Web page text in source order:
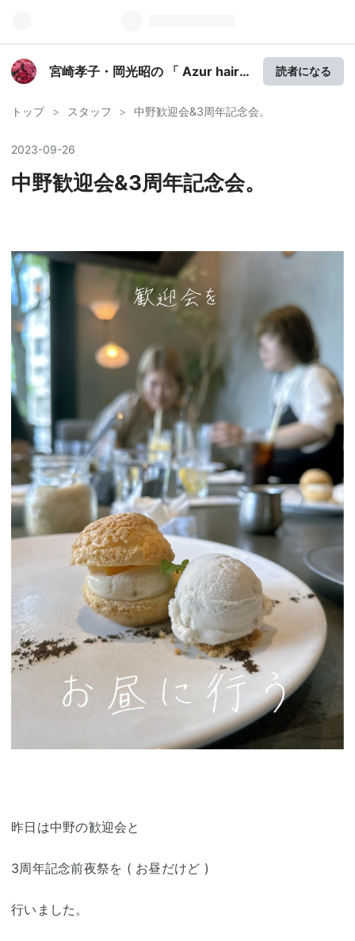
宮崎孝子・岡光昭の 「 Azur hair
読者になる
トップ > スタッフ > 中野歓迎会&3周年記念会。
2023-09-26
中野歓迎会&3周年記念会。
昨日は中野の歓迎会と
3周年記念前夜祭を ( お昼だけど )
行いました。